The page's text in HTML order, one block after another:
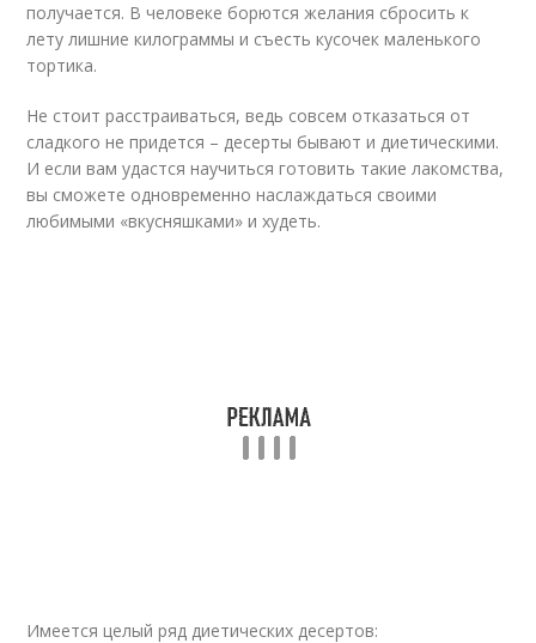
получается. В человеке борются желания сбросить к
лету лишние килограммы и съесть кусочек маленького
тортика.
Не стоит расстраиваться, ведь совсем отказаться от
сладкого не придется – десерты бывают и диетическими.
И если вам удастся научиться готовить такие лакомства,
вы сможете одновременно наслаждаться своими
любимыми «вкусняшками» и худеть.
Имеется целый ряд диетических десертов: